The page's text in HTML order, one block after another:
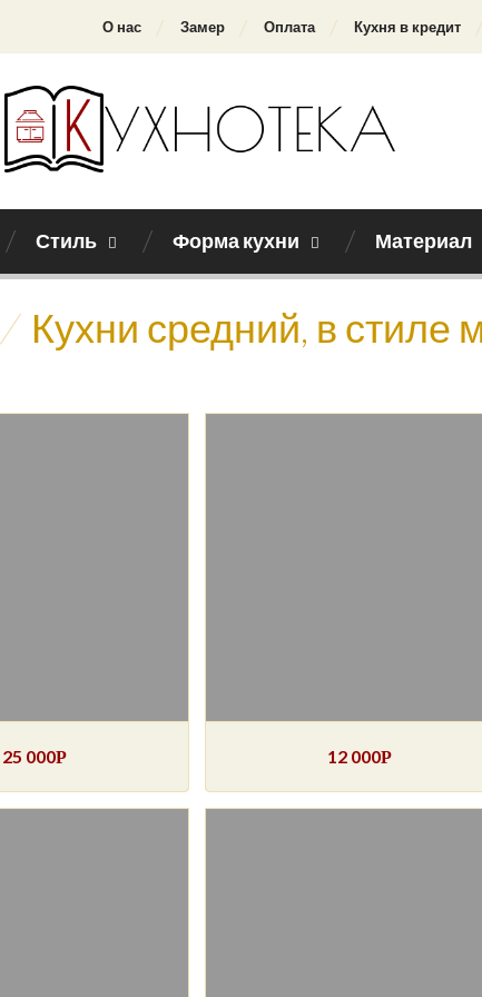
О нас Замер Оплата Кухня в кредит
Стиль Форма кухни Материал
/ Кухни средний, в стиле
25 000Р 12 000Р